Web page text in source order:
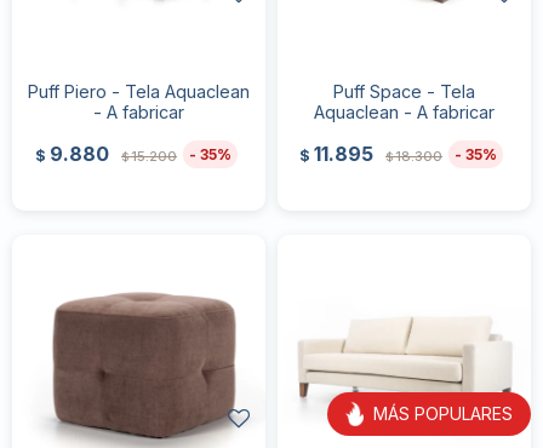
Puff Piero - Tela Aquaclean
- A fabricar
$ 9.880 $15.200 35
Puff Space - Tela
Aquaclean - A fabricar
$ 11.895 $18.300 35
MÁS POPULARES